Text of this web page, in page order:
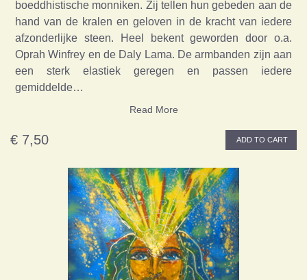
boeddhistische monniken. Zij tellen hun gebeden aan de
hand van de kralen en geloven in de kracht van iedere
afzonderlijke steen. Heel bekent geworden door o.a.
Oprah Winfrey en de Daly Lama. De armbanden zijn aan
een sterk elastiek geregen en passen iedere
gemiddelde…
Read More
€ 7,50 ADD TO CART